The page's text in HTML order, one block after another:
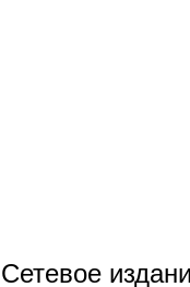
Сетевое